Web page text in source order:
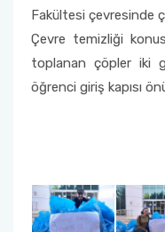
Fakültesi çevresinde
Çevre temizliği
toplanan çöpler iki
öğrenci giriş kapısı